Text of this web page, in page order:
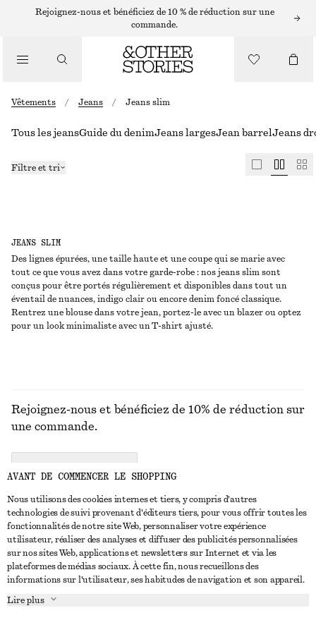
Rejoignez-nous et bénéficiez de 10 % de réduction sur une
commande.
Vêtements / Jeans / Jeans slim
JEANS SLIM
Des lignes épurées, une taille haute et une coupe qui se marie avec
tout ce que vous avez dans votre garde-robe : nos jeans slim sont
conçus pour être portés régulièrement et disponibles dans tout un
éventail de nuances, indigo clair ou encore denim foncé classique.
Rentrez une blouse dans votre jean, portez-le avec un blazer ou optez
pour un look minimaliste avec un T-shirt ajusté.
Tous les jeansGuide du denimJeans largesJean barrelJeans
Filtre et tri
NOUS CONTACTER
Nous contacter
Trouver un magasin
Affilié(e)s
Instagram
Pinterest
SERVICE CLIENT
À PROPOS
Rejoignez-nous et bénéficiez de 10% de réduction sur
une commande.
AVANT DE COMMENCER LE SHOPPING
Nous utilisons des cookies internes et tiers, y compris d'autres
technologies de suivi provenant d'éditeurs tiers, pour vous offrir toutes les
fonctionnalités de notre site Web, personnaliser votre expérience
utilisateur, réaliser des analyses et diffuser des publicités personnalisées
sur nos sites Web, applications et newsletters sur Internet et via les
plateformes de médias sociaux. À cette fin, nous recueillons des
informations sur l'utilisateur, ses habitudes de navigation et son appareil.
Lire plus